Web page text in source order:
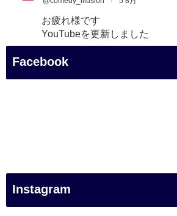
お疲れ様です
YouTubeを更新しました
https://youtu.be/9Vo2WgtDLME
#旅行
#旅行動画
Facebook
Instagram